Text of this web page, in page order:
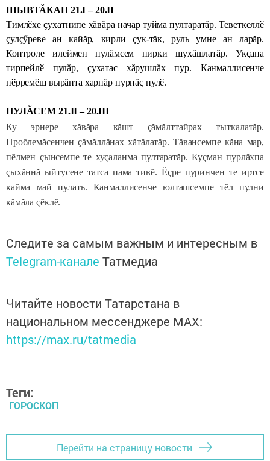
ШЫВТĂКАН 21.I – 20.II
Тимлӗхе çухатнипе хăвăра начар туйма пултаратăр. Теветкеллӗ
çулçӳреве ан кайăр, кирли çук-тăк, руль умне ан ларăр.
Контроле илеймен пулăмсем пирки шухăшлатăр. Укçапа
тирпейлӗ пулăр, çухатас хăрушлăх пур. Канмаллисенче
пӗрремӗш вырăнта харпăр пурнăç пулӗ.
ПУЛĂСЕМ 21.II – 20.III
Ку эрнере хăвăра кăшт çăмăлттайрах тыткалатăр.
Проблемăсенчен çăмăллăнах хăтăлатăр. Тăвансемпе кăна мар,
пӗлмен çынсемпе те хуçаланма пултаратăр. Куçман пурлăхпа
çыхăннă ыйтусене татса пама тивӗ. Ӗçре пуринчен те иртсе
кайма май пулать. Канмаллисенче юлташсемпе тӗл пулни
кăмăла çӗклӗ.
Следите за самым важным и интересным в
Telegram-канале Татмедиа
Читайте новости Татарстана в
национальном мессенджере MАХ:
https://max.ru/tatmedia
Теги:
ГОРОСКОП
Перейти на страницу новости